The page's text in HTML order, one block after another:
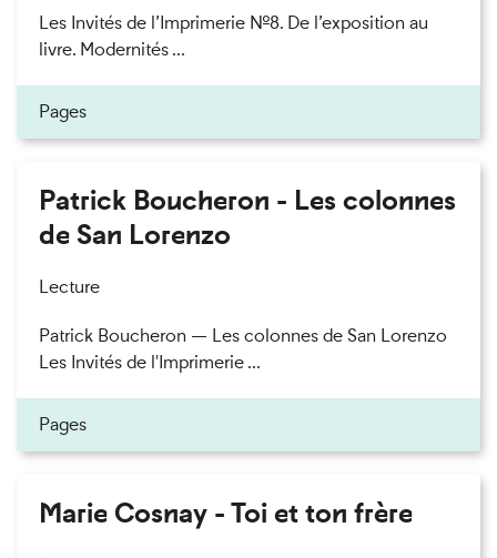
Les Invités de l’Imprimerie n°8. De l’exposition au
livre. Modernités ...
Pages
Patrick Boucheron - Les colonnes
de San Lorenzo
Lecture
Patrick Boucheron — Les colonnes de San Lorenzo
Les Invités de l'Imprimerie ...
Pages
Marie Cosnay - Toi et ton frère